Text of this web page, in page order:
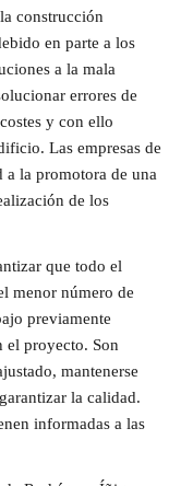
construcción
en parte a los
a la mala
errores de
y con ello
Las empresas de
a la promotora de una
de los
que todo el
menor número de
previamente
el proyecto. Son
mantenerse
la calidad.
informadas a las